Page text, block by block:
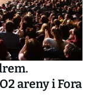
areny i Fora